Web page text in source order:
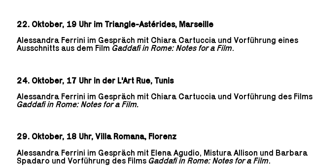
22. Oktober, 19 Uhr im Triangle-Astérides, Marseille
Alessandra Ferrini im Gespräch mit Chiara Cartuccia und Vorführung eines
Ausschnitts aus dem Film Gaddafi in Rome: Notes for a Film.
24. Oktober, 17 Uhr in der L'Art Rue, Tunis
Alessandra Ferrini im Gespräch mit Chiara Cartuccia und Vorführung des Films
Gaddafi in Rome: Notes for a Film.
29. Oktober, 18 Uhr, Villa Romana, Florenz
Alessandra Ferrini im Gespräch mit Elena Agudio, Mistura Allison und Barbara
Spadaro und Vorführung des Films Gaddafi in Rome: Notes for a Film.